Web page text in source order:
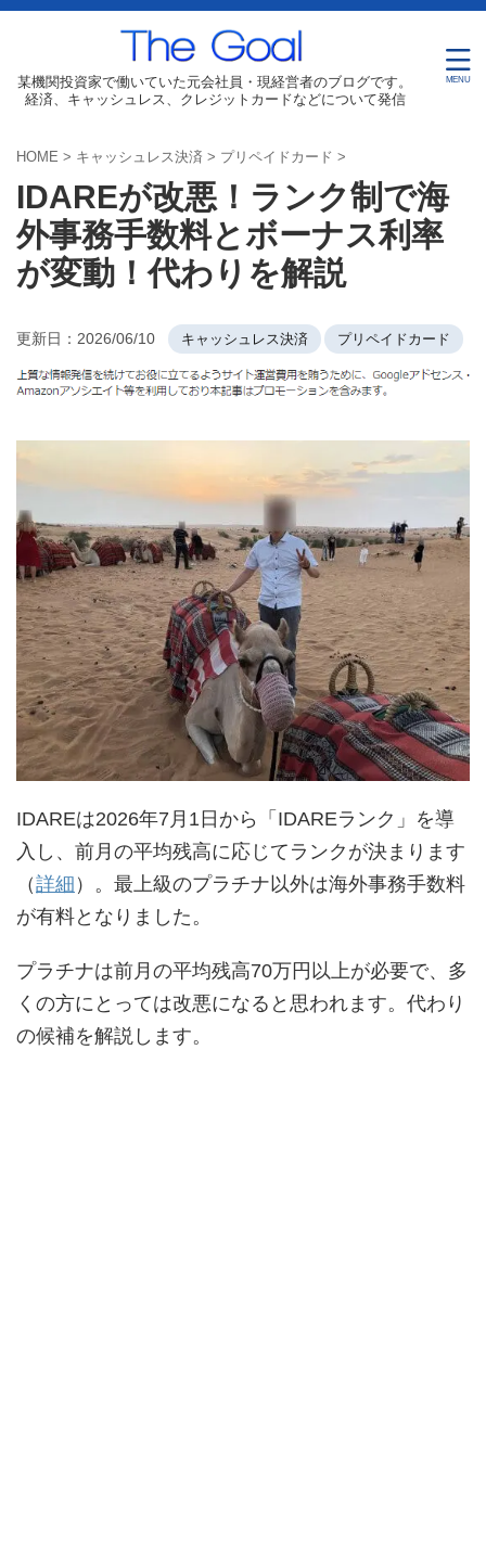
某機関投資家で働いていた元会社員・現経営者のブログです。
経済、キャッシュレス、クレジットカードなどについて発信
HOME > キャッシュレス決済 > プリペイドカード >
IDAREが改悪！ランク制で海
外事務手数料とボーナス利率
が変動！代わりを解説
更新日： 2026/06/10 キャッシュレス決済 プリペイドカード
IDAREは2026年7月1日から「IDAREランク」を導
入し、前月の平均残高に応じてランクが決まります
（詳細 ）。最上級のプラチナ以外は海外事務手数料
が有料となりました。
プラチナは前月の平均残高70万円以上が必要で、多
くの方にとっては改悪になると思われます。代わり
の候補を解説します。